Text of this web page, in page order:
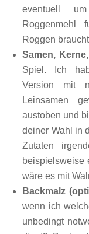
eventuell
Roggenmehl
Roggen
Samen,
Spiel. Ich
Version mit
Leinsamen
austoben und
deiner Wahl in
Zutaten
beispielsweise
wäre es mit
Backmalz
wenn ich
unbedingt